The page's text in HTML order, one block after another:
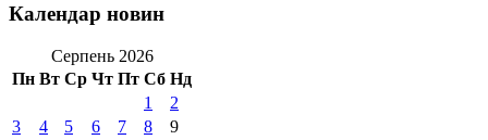
Календар новин
Серпень 2026
Пн Вт Ср Чт Пт Сб Нд
1
2
3
4 5 6 7 8
9